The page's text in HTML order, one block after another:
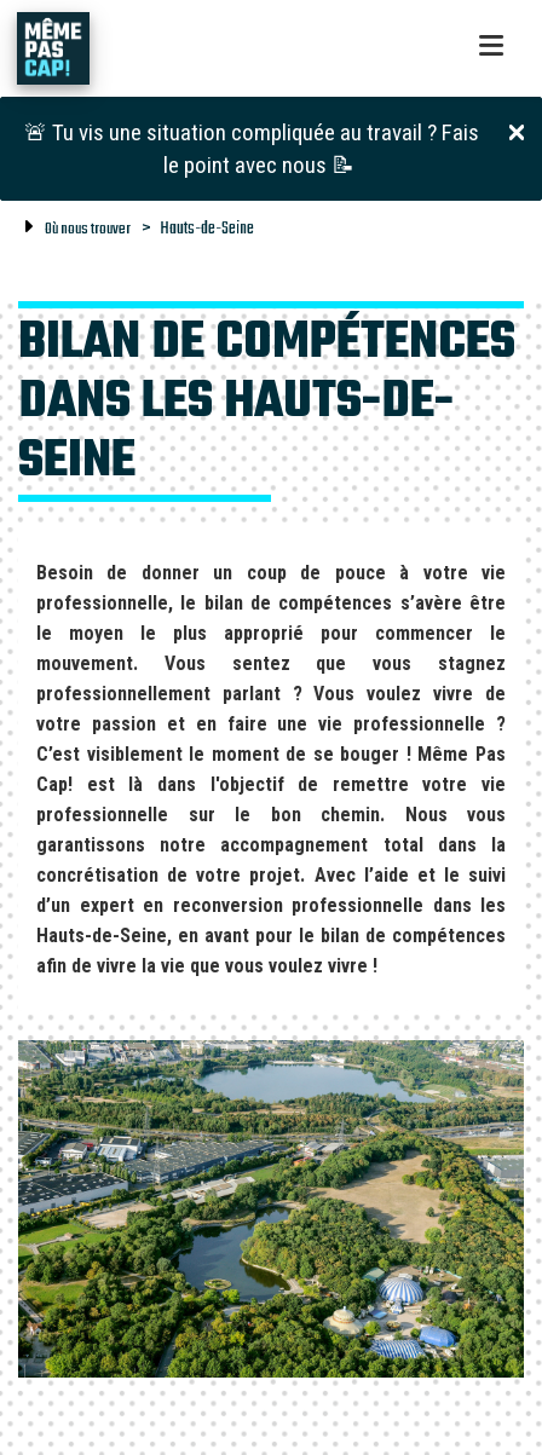
🚨 Tu vis une situation compliquée au travail ? Fais
le point avec nous 📝
Où nous trouver Hauts-de-Seine
BILAN DE COMPÉTENCES
DANS LES HAUTS-DE-
SEINE
Besoin de donner un coup de pouce à votre vie
professionnelle, le bilan de compétences s’avère être
le moyen le plus approprié pour commencer le
mouvement. Vous sentez que vous stagnez
professionnellement parlant ? Vous voulez vivre de
votre passion et en faire une vie professionnelle ?
C’est visiblement le moment de se bouger ! Même Pas
Cap! est là dans l'objectif de remettre votre vie
professionnelle sur le bon chemin. Nous vous
garantissons notre accompagnement total dans la
concrétisation de votre projet. Avec l’aide et le suivi
d’un expert en reconversion professionnelle dans les
Hauts-de-Seine, en avant pour le bilan de compétences
afin de vivre la vie que vous voulez vivre !